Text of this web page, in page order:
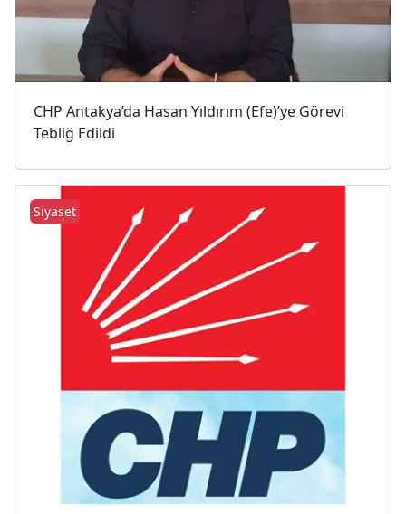
CHP Antakya’da Hasan Yıldırım (Efe)’ye Görevi
Tebliğ Edildi
Siyaset